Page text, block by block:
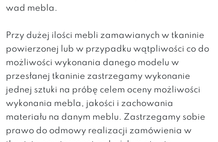
wad mebla.
Przy dużej ilości mebli zamawianych w tkaninie
powierzonej lub w przypadku wątpliwości co do
możliwości wykonania danego modelu w
przesłanej tkaninie zastrzegamy wykonanie
jednej sztuki na próbę celem oceny możliwości
wykonania mebla, jakości i zachowania
materiału na danym meblu. Zastrzegamy sobie
prawo do odmowy realizacji zamówienia w